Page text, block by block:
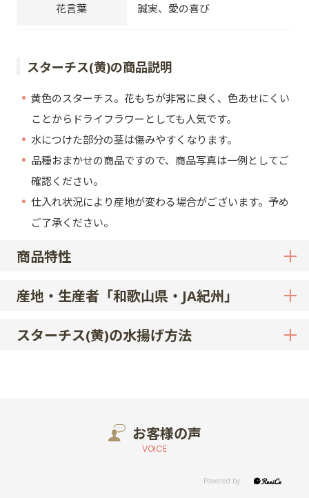
商品特性
産地・生産者「和歌山県・JA紀州」
スターチス(黄)の水揚げ方法
花言葉 誠実、愛の喜び
スターチス(黄)の商品説明
黄色のスターチス。花もちが非常に良く、色あせにくい
ことからドライフラワーとしても人気です。
水につけた部分の茎は傷みやすくなります。
品種おまかせの商品ですので、商品写真は一例としてご
確認ください。
仕入れ状況により産地が変わる場合がございます。予め
ご了承ください。
お客様の声
VOICE